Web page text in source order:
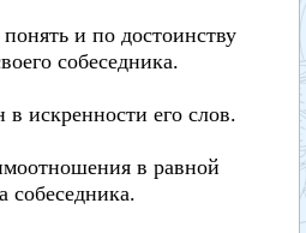
и по достоинству
собеседника.
искренности его слов.
в равной
собеседника.